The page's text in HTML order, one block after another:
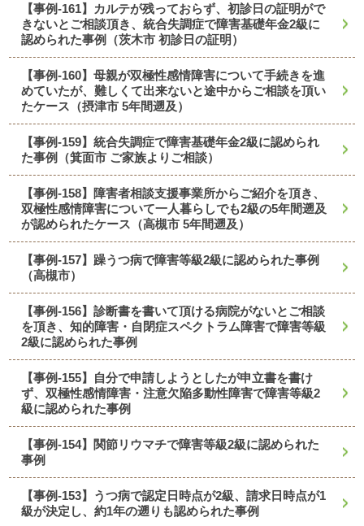
【事例-161】カルテが残っておらず、初診日の証明がで
きないとご相談頂き、統合失調症で障害基礎年金2級に
認められた事例（茨木市 初診日の証明）
【事例-160】母親が双極性感情障害について手続きを進
めていたが、難しくて出来ないと途中からご相談を頂い
たケース（摂津市 5年間遡及）
【事例-159】統合失調症で障害基礎年金2級に認められ
た事例（箕面市 ご家族よりご相談）
【事例-158】障害者相談支援事業所からご紹介を頂き、
双極性感情障害について一人暮らしでも2級の5年間遡及
が認められたケース（高槻市 5年間遡及）
【事例-157】躁うつ病で障害等級2級に認められた事例
（高槻市）
【事例-156】診断書を書いて頂ける病院がないとご相談
を頂き、知的障害・自閉症スペクトラム障害で障害等級
2級に認められた事例
【事例-155】自分で申請しようとしたが申立書を書け
ず、双極性感情障害・注意欠陥多動性障害で障害等級2
級に認められた事例
【事例-154】関節リウマチで障害等級2級に認められた
事例
【事例-153】うつ病で認定日時点が2級、請求日時点が1
級が決定し、約1年の遡りも認められた事例